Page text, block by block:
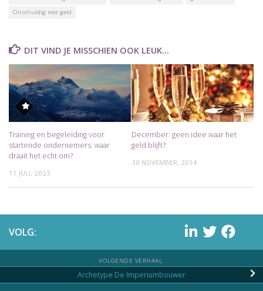
Onschuldig met geld
DIT VIND JE MISSCHIEN OOK LEUK...
Training en begeleiding voor
startende ondernemers: waar
draait het echt om?
11 JULI, 2023
December: geen idee waar het
geld blijft?
30 NOVEMBER, 2014
VOLG:
VOLGENDE VERHAAL
Archetype De Imperiumbouwer